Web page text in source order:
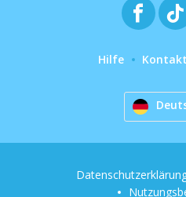
Hilfe Kontakt